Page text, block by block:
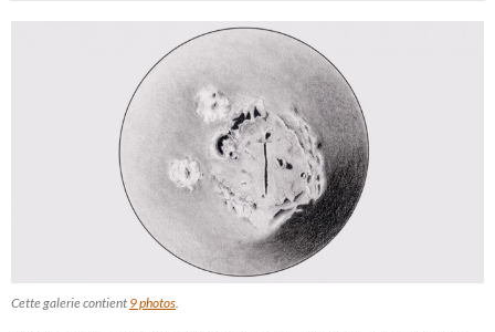
Cette galerie contient 9 photos